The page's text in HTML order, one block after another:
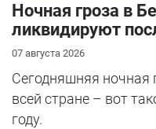
Ночная гроза в
ликвидируют
07 августа 2026
Сегодняшняя ночная
всей стране – вот
году.